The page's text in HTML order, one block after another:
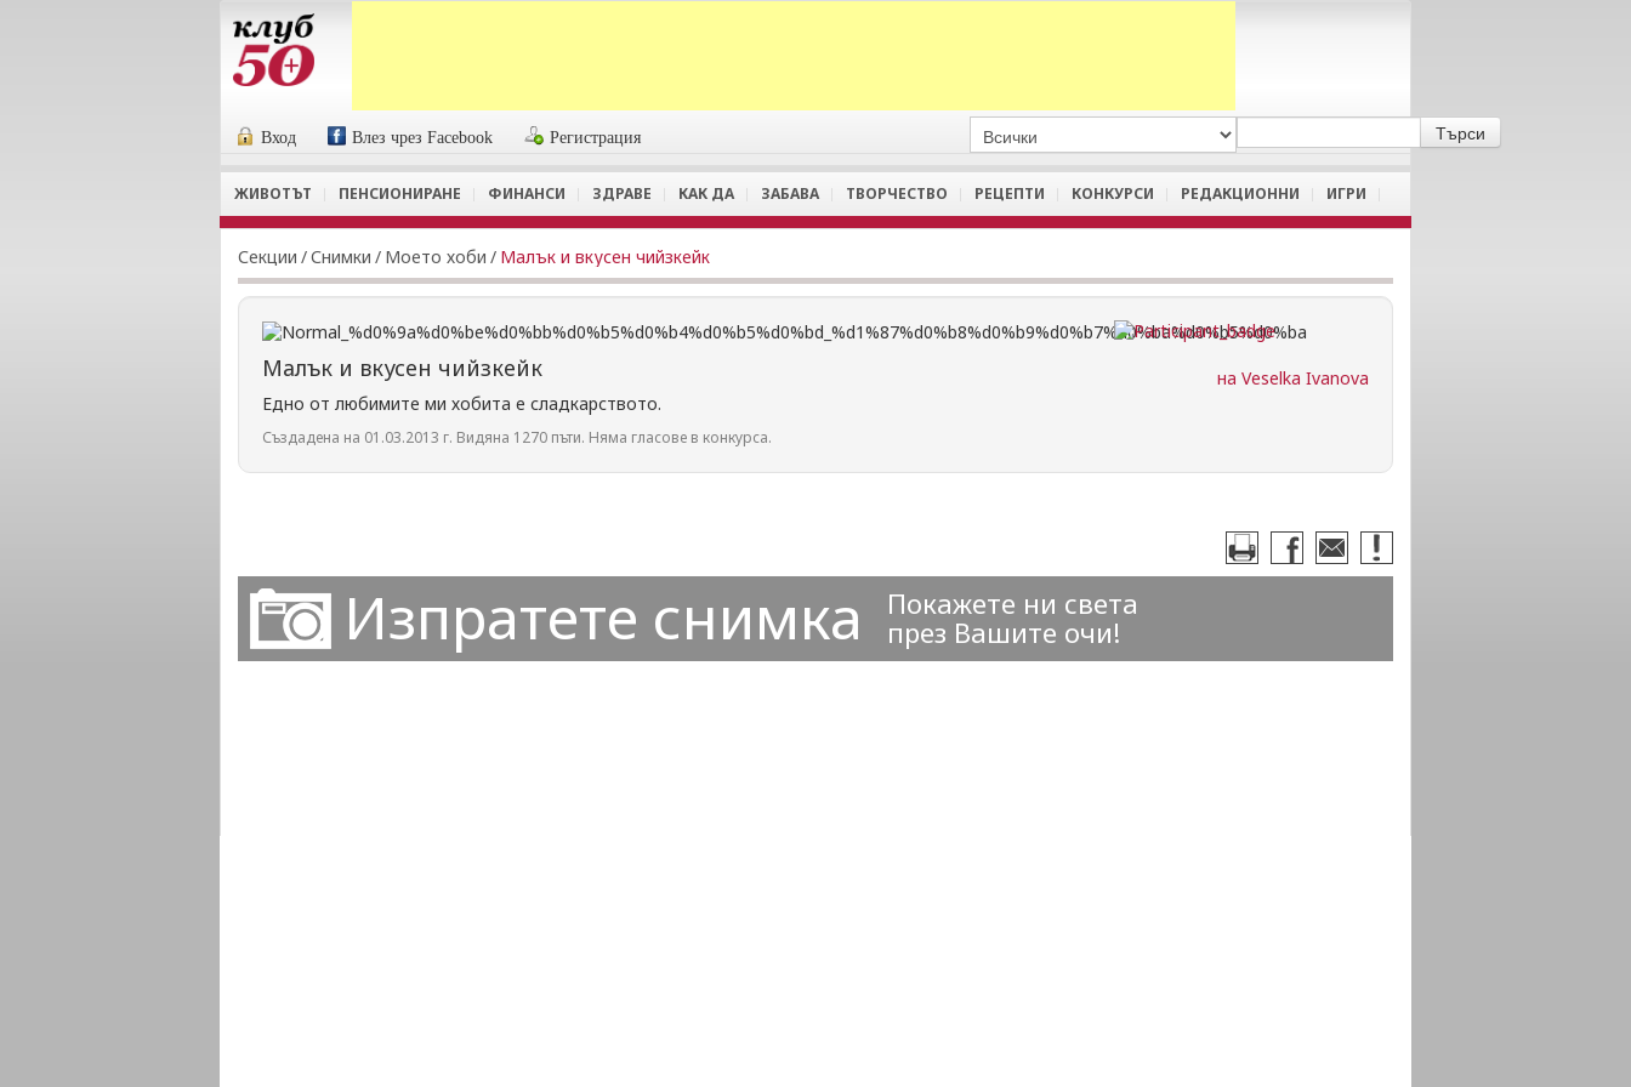
Вход Влез чрез Facebook Регистрация
ЖИВОТЪТ ПЕНСИОНИРАНЕ ФИНАНСИ ЗДРАВЕ КАК ДА ЗАБАВА ТВОРЧЕСТВО РЕЦЕПТИ КОНКУРСИ РЕДАКЦИОННИ ИГРИ
Секции /Снимки / Моето хоби / Малък и вкусен чийзкейк
на Veselka Ivanova
Малък и вкусен чийзкейк
Едно от любимите ми хобита е сладкарството.
Създадена на 01.03.2013 г. Видяна 1270 пъти. Няма гласове в конкурса.
Изпратете снимка
Покажете ни света
през Вашите очи!